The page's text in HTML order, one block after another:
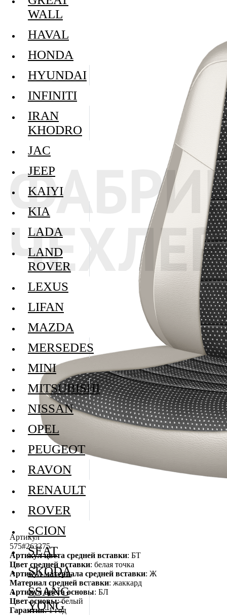
Артикул
575#263275
Артикул цвета средней вставки: БТ
Цвет средней вставки: белая точка
Артикул материала средней вставки: Ж
Материал средней вставки: жаккард
Артикул цвета основы: БЛ
Цвет основы: белый
Гарантия: 1 год
WALL
HAVAL
HONDA
HYUNDAI
INFINITI
IRAN
KHODRO
JAC
JEEP
KAIYI
KIA
LADA
LAND
ROVER
LEXUS
LIFAN
MAZDA
MERSEDES
MINI
MITSUBISHI
NISSAN
OPEL
PEUGEOT
RAVON
RENAULT
ROVER
SCION
SEAT
SKODA
SSANG
YONG